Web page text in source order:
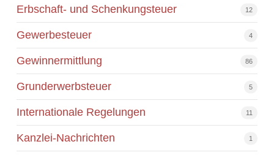
Erbschaft- und Schenkungsteuer 12
Gewerbesteuer 4
Gewinnermittlung 86
Grunderwerbsteuer 5
Internationale Regelungen 11
Kanzlei-Nachrichten 1